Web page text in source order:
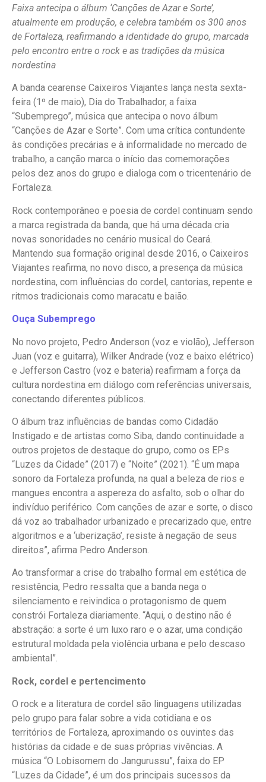
Faixa antecipa o álbum ‘Canções de Azar e Sorte’,
atualmente em produção, e celebra também os 300 anos
de Fortaleza, reafirmando a identidade do grupo, marcada
pelo encontro entre o rock e as tradições da música
nordestina
A banda cearense Caixeiros Viajantes lança nesta sexta-
feira (1º de maio), Dia do Trabalhador, a faixa
“Subemprego”, música que antecipa o novo álbum
“Canções de Azar e Sorte”. Com uma crítica contundente
às condições precárias e à informalidade no mercado de
trabalho, a canção marca o início das comemorações
pelos dez anos do grupo e dialoga com o tricentenário de
Fortaleza.
Rock contemporâneo e poesia de cordel continuam sendo
a marca registrada da banda, que há uma década cria
novas sonoridades no cenário musical do Ceará.
Mantendo sua formação original desde 2016, o Caixeiros
Viajantes reafirma, no novo disco, a presença da música
nordestina, com influências do cordel, cantorias, repente e
ritmos tradicionais como maracatu e baião.
Ouça Subemprego
No novo projeto, Pedro Anderson (voz e violão), Jefferson
Juan (voz e guitarra), Wilker Andrade (voz e baixo elétrico)
e Jefferson Castro (voz e bateria) reafirmam a força da
cultura nordestina em diálogo com referências universais,
conectando diferentes públicos.
O álbum traz influências de bandas como Cidadão
Instigado e de artistas como Siba, dando continuidade a
outros projetos de destaque do grupo, como os EPs
“Luzes da Cidade” (2017) e “Noite” (2021). “É um mapa
sonoro da Fortaleza profunda, na qual a beleza de rios e
mangues encontra a aspereza do asfalto, sob o olhar do
indivíduo periférico. Com canções de azar e sorte, o disco
dá voz ao trabalhador urbanizado e precarizado que, entre
algoritmos e a ‘uberização’, resiste à negação de seus
direitos”, afirma Pedro Anderson.
Ao transformar a crise do trabalho formal em estética de
resistência, Pedro ressalta que a banda nega o
silenciamento e reivindica o protagonismo de quem
constrói Fortaleza diariamente. “Aqui, o destino não é
abstração: a sorte é um luxo raro e o azar, uma condição
estrutural moldada pela violência urbana e pelo descaso
ambiental”.
Rock, cordel e pertencimento
O rock e a literatura de cordel são linguagens utilizadas
pelo grupo para falar sobre a vida cotidiana e os
territórios de Fortaleza, aproximando os ouvintes das
histórias da cidade e de suas próprias vivências. A
música “O Lobisomem do Jangurussu”, faixa do EP
“Luzes da Cidade”, é um dos principais sucessos da